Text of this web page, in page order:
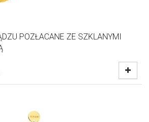
POZŁACANE ZE SZKLANYMI